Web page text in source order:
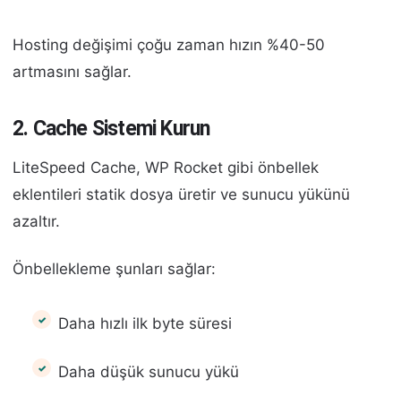
Hosting değişimi çoğu zaman hızın %40-50
artmasını sağlar.
2. Cache Sistemi Kurun
LiteSpeed Cache, WP Rocket gibi önbellek
eklentileri statik dosya üretir ve sunucu yükünü
azaltır.
Önbellekleme şunları sağlar:
Daha hızlı ilk byte süresi
Daha düşük sunucu yükü